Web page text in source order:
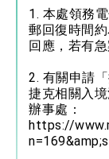
命
變
總
賴
外
1. 本處領務
郵回復時間
回應，若有
2. 有關申請
捷克相關入
辦事處：
https://